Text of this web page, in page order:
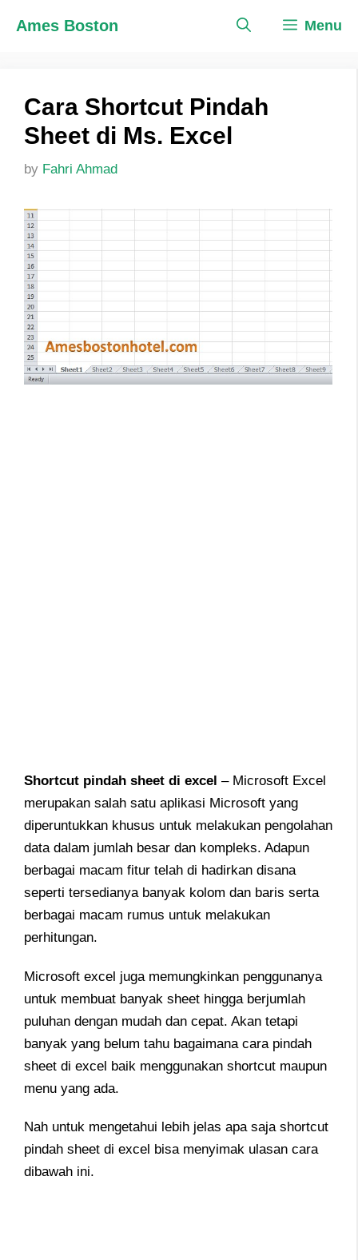
Ames Boston Menu
Cara Shortcut Pindah
Sheet di Ms. Excel
by Fahri Ahmad
Shortcut pindah sheet di excel – Microsoft Excel
merupakan salah satu aplikasi Microsoft yang
diperuntukkan khusus untuk melakukan pengolahan
data dalam jumlah besar dan kompleks. Adapun
berbagai macam fitur telah di hadirkan disana
seperti tersedianya banyak kolom dan baris serta
berbagai macam rumus untuk melakukan
perhitungan.
Microsoft excel juga memungkinkan penggunanya
untuk membuat banyak sheet hingga berjumlah
puluhan dengan mudah dan cepat. Akan tetapi
banyak yang belum tahu bagaimana cara pindah
sheet di excel baik menggunakan shortcut maupun
menu yang ada.
Nah untuk mengetahui lebih jelas apa saja shortcut
pindah sheet di excel bisa menyimak ulasan cara
dibawah ini.